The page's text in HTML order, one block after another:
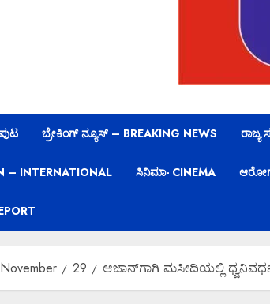
ಬ್ರೇಕಿಂಗ್ ನ್ಯೂಸ್ – BREAKING NEWS ರಾಜ್ಯ
– INTERNATIONAL ಸಿನಿಮಾ- CINEMA
November 29 ಆಜಾನ್‌ಗಾಗಿ ಮಸೀದಿಯಲ್ಲಿ